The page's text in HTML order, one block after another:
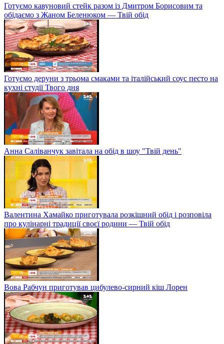
Готуємо кавуновий стейк разом із Дмитром Борисовим та
обідаємо з Жаном Беленюком — Твій обід
Готуємо деруни з трьома смаками та італійський соус песто на
кухні студії Твого дня
Анна Саліванчук завітала на обід в шоу "Твій день"
Валентина Хамайко приготувала розкішний обід і розповіла
про кулінарні традиції своєї родини — Твій обід
Вова Рабчун приготував цибулево-сирний кіш Лорен